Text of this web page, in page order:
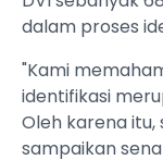
dalam proses
"Kami
identifikasi
Oleh karena
sampaikan